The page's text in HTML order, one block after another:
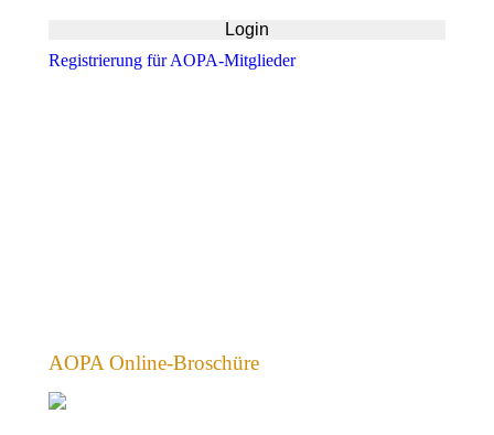
Registrierung für AOPA-Mitglieder
AOPA Online-Broschüre